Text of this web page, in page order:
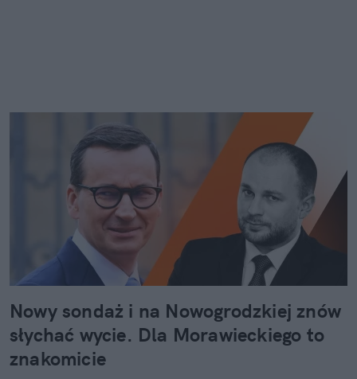
Nowy sondaż i na Nowogrodzkiej znów
słychać wycie. Dla Morawieckiego to
znakomicie